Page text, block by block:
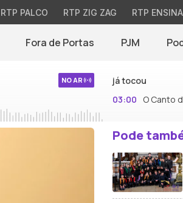
RTP PALCO RTP ZIG ZAG RTP ENSINA
Fora de Portas PJM
NO AR
já tocou
03:00
O Canto
Pode